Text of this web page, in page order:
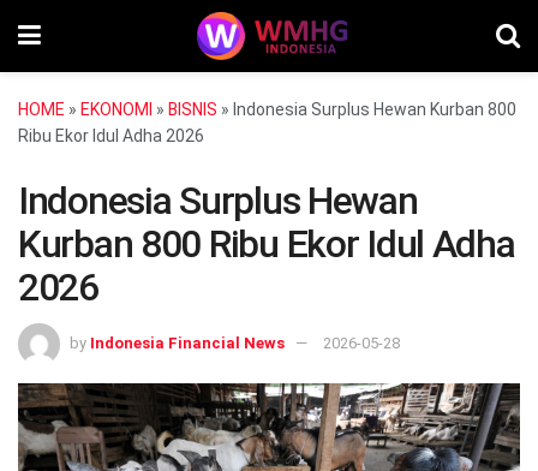
HOME » EKONOMI » BISNIS » Indonesia Surplus Hewan Kurban 800
Ribu Ekor Idul Adha 2026
Indonesia Surplus Hewan
Kurban 800 Ribu Ekor Idul Adha
2026
by Indonesia Financial News 2026-05-28